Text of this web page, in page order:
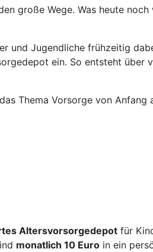
große Wege. Was heute
und Jugendliche frühzeitig
ein. So entsteht
Thema Vorsorge von
Altersvorsorgedepot für
monatlich 10 Euro in ein